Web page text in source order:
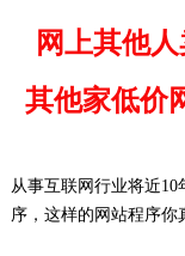
网上其他
其他家低价
从事互联网行业将近
序，这样的网站程序你